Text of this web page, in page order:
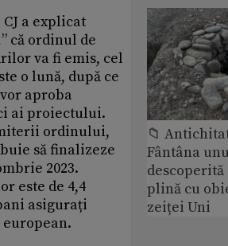
a explicat
” că ordinul de
va fi emis, cel
o lună, după ce
aproba
ai proiectului.
ordinului,
să finalizeze
2023.
este de 4,4
asigurați
📁
Fântâna
plină cu
zeiței Uni